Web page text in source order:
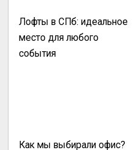
Лофты в СПб: идеальное
место для любого
события
Как мы выбирали офис?